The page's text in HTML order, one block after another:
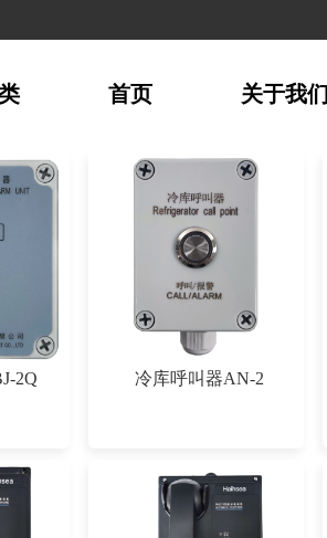
首页 关于我们
2Q 冷库呼叫器AN-2